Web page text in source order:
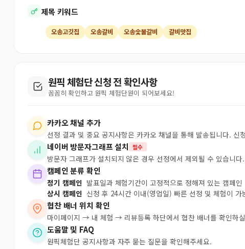
제목 키워드
오송고깃집 오송갈비 오송숯불갈비 갈비맛집
원픽 체험단 신청 전 확인사항
꼼꼼히 확인하고 원픽 체험단원이 되어보세요!
카카오 채널 추가
선정 결과 및 중요 공지사항은 카카오 채널을 통해 발송됩니다. 신
네이버 방문자그래프 설치 필수
방문자 그래프가 설치되지 않은 경우 선정에서 제외될 수 있습니
캠페인 분류 확인
정기 캠페인 발표일과 체험기간이 고정적으로 정해져 있는 캠페인
상시 캠페인 신청 후 24시간 이내(영업일) 빠른 선정 및 체험이 가
협찬 배너 위치 확인
마이페이지 → 내 체험 → 리뷰등록 하단에서 협찬 배너를 확인하
도움말 및 FAQ
원픽체험단 공지사항과 자주 묻는 질문을 확인해주세요.